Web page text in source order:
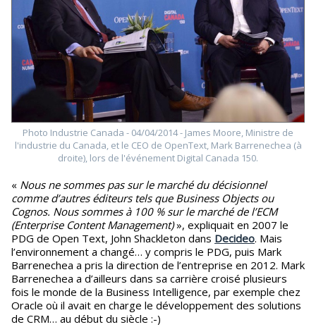
Photo Industrie Canada - 04/04/2014 - James Moore, Ministre de
l'industrie du Canada, et le CEO de OpenText, Mark Barrenechea (à
droite), lors de l'événement Digital Canada 150.
« Nous ne sommes pas sur le marché du décisionnel
comme d’autres éditeurs tels que Business Objects ou
Cognos. Nous sommes à 100 % sur le marché de l’ECM
(Enterprise Content Management)», expliquait en 2007 le
PDG de Open Text, John Shackleton dans Decideo. Mais
l’environnement a changé… y compris le PDG, puis Mark
Barrenechea a pris la direction de l’entreprise en 2012. Mark
Barrenechea a d’ailleurs dans sa carrière croisé plusieurs
fois le monde de la Business Intelligence, par exemple chez
Oracle où il avait en charge le développement des solutions
de CRM… au début du siècle :-)